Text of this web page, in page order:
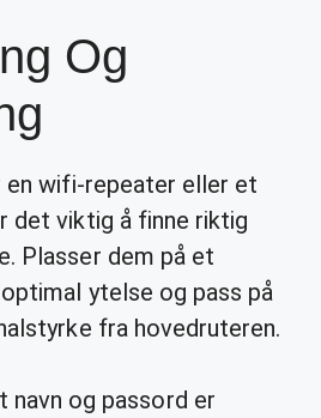
Og
en wifi-repeater eller et
det viktig å finne riktig
Plasser dem på et
ytelse og pass på
fra hovedruteren.
navn og passord er